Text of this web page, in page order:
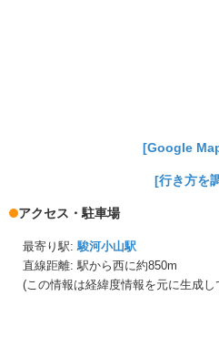
[Google
[行き方を
アクセス・駐車場
最寄り駅: 駿河小山駅
直線距離: 駅から西に約850m
(この情報は経緯度情報を元に生成し